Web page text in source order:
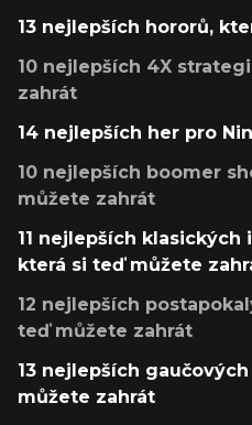
13 nejlepších hororů,
10 nejlepších 4X
zahrát
14 nejlepších her pro
10 nejlepších boomer
můžete zahrát
11 nejlepších klasických
která si teď můžete
12 nejlepších
teď můžete zahrát
13 nejlepších
můžete zahrát